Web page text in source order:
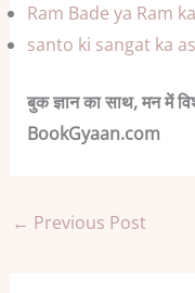
Ram Bade ya Ram
santo ki sangat ka
बुक ज्ञान का साथ, मन में
BookGyaan.com
← Previous Post